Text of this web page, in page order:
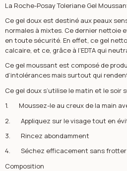
La Roche-Posay Toleriane Gel
Ce gel doux est destiné aux peaux
normales à mixtes. Ce dernier nettoie
en toute sécurité. En effet, ce gel
calcaire, et ce, grâce à l’EDTA qui
Ce gel moussant est composé de
d’intolérances mais surtout qui
Ce gel doux s’utilise le matin et le soir
1. Moussez-le au creux de la main
2. Appliquez sur le visage tout en
3. Rincez abondamment
4. Séchez efficacement sans frotter
Composition